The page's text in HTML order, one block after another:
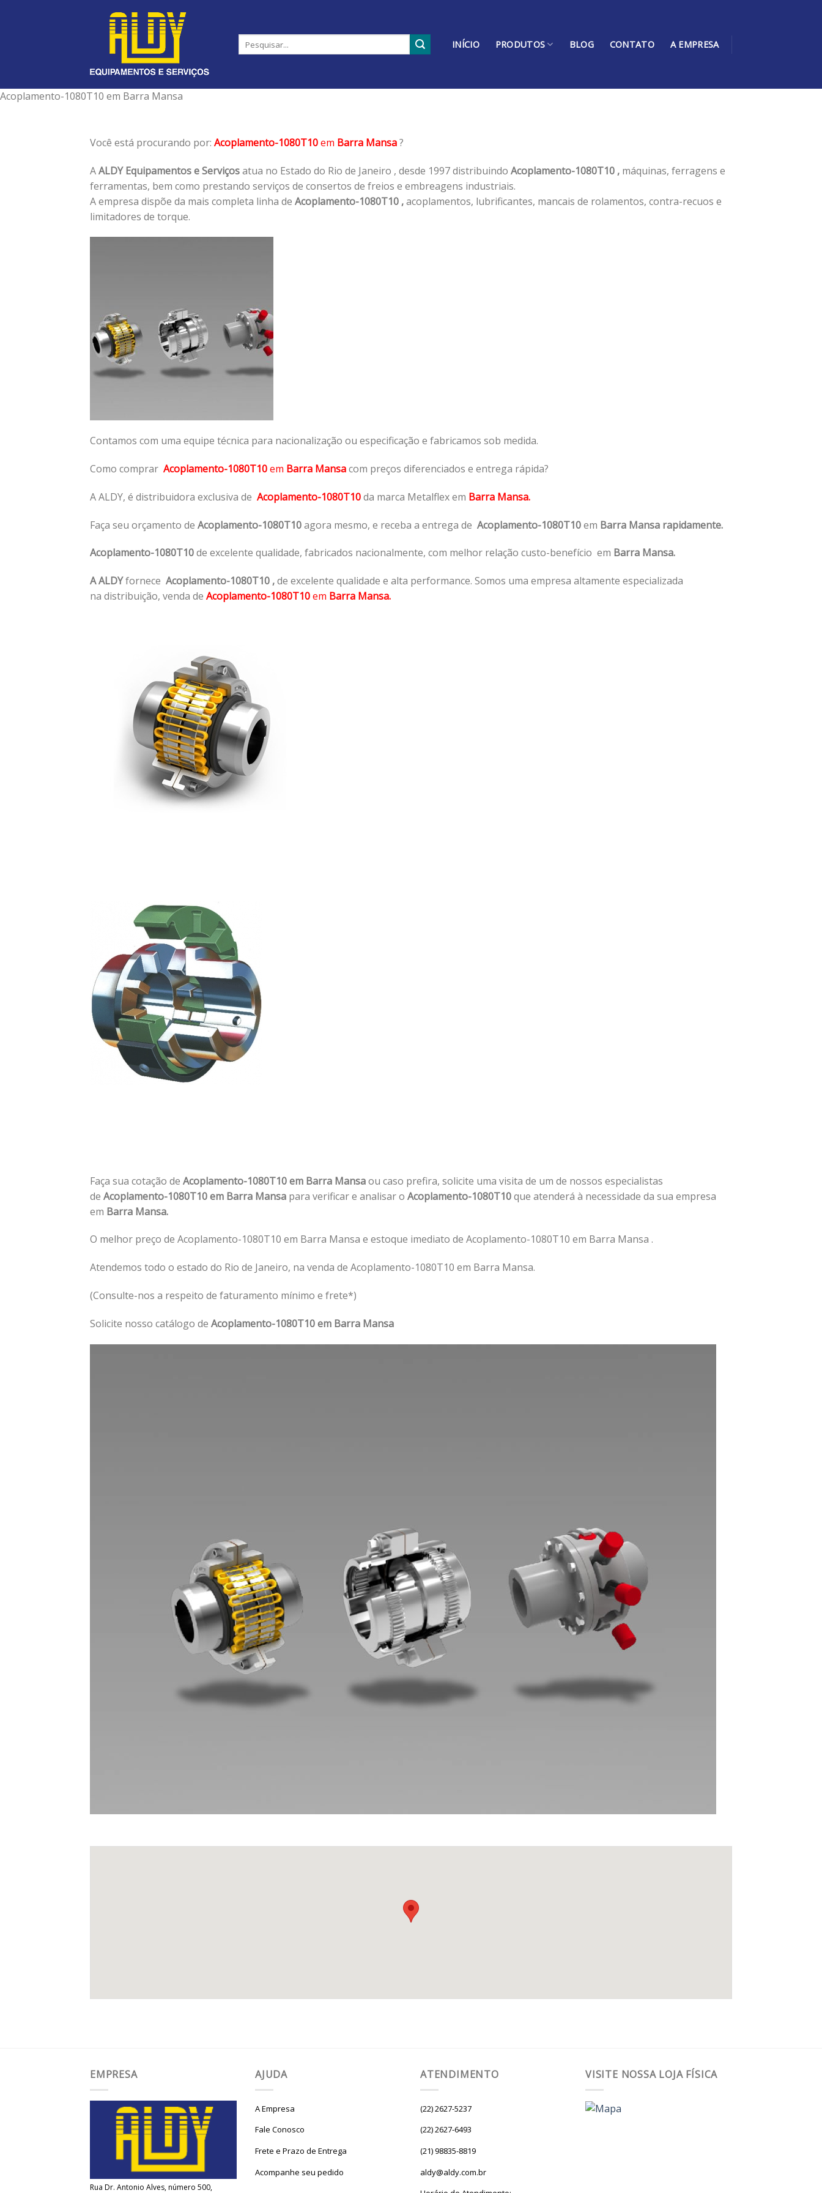
INÍCIO PRODUTOS BLOG CONTATO A EMPRESA
Acoplamento-1080T10 em Barra Mansa
Você está procurando por: Acoplamento-1080T10em Barra Mansa?
AALDY Equipamentos e Serviçosatua no Estado do Rio de Janeiro , desde 1997 distribuindo Acoplamento-1080T10 , máquinas, ferragens e
ferramentas, bem como prestando serviços de consertos de freios e embreagens industriais.
A empresa dispõe da mais completa linha de Acoplamento-1080T10 ,acoplamentos, lubrificantes, mancais de rolamentos, contra-recuos e
limitadores de torque.
Contamos com uma equipe técnica para nacionalização ou especificação e fabricamos sob medida.
Como comprar Acoplamento-1080T10em Barra Mansacom preços diferenciados e entrega rápida?
A ALDY, é distribuidora exclusiva de Acoplamento-1080T10da marca Metalflex em Barra Mansa.
Faça seu orçamento de Acoplamento-1080T10agora mesmo, e receba a entrega de Acoplamento-1080T10em Barra Mansa rapidamente.
Acoplamento-1080T10de excelente qualidade, fabricados nacionalmente, com melhor relação custo-benefício em Barra Mansa.
A ALDYfornece Acoplamento-1080T10 ,de excelente qualidade e alta performance. Somos uma empresa altamente especializada
na distribuição, venda de Acoplamento-1080T10em Barra Mansa.
Faça sua cotação de Acoplamento-1080T10 em Barra Mansaou caso prefira, solicite uma visita de um de nossos especialistas
de Acoplamento-1080T10 em Barra Mansa para verificar e analisar o Acoplamento-1080T10que atenderá à necessidade da sua empresa
em Barra Mansa.
O melhor preço de Acoplamento-1080T10 em Barra Mansa e estoque imediato de Acoplamento-1080T10 em Barra Mansa .
Atendemos todo o estado do Rio de Janeiro, na venda de Acoplamento-1080T10 em Barra Mansa.
(Consulte-nos a respeito de faturamento mínimo e frete*)
Solicite nosso catálogo de Acoplamento-1080T10 em Barra Mansa
EMPRESA
Rua Dr. Antonio Alves, número 500,
AJUDA
A Empresa
Fale Conosco
Frete e Prazo de Entrega
Acompanhe seu pedido
ATENDIMENTO
(22) 2627-5237
(22) 2627-6493
(21) 98835-8819
aldy@aldy.com.br
VISITE NOSSA LOJA FÍSICA